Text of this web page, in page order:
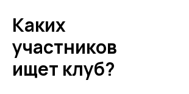
Каких
участников
ищет клуб?